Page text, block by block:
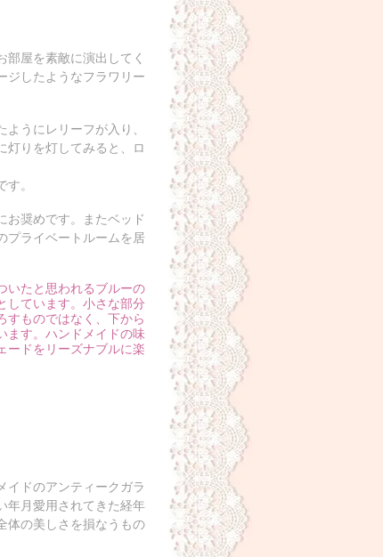
屋を素敵に演出してく
したようなフラワリー
うにレリーフが入り、
灯りを灯してみると、ロ
。
お奨めです。またベッド
プライベートルームを居
いたと思われるブルーの
しています。小さな部分
すものではなく、下から
ます。ハンドメイドの味
ードをリーズナブルに楽
イドのアンティークガラ
年月愛用されてきた経年
体の美しさを損なうもの